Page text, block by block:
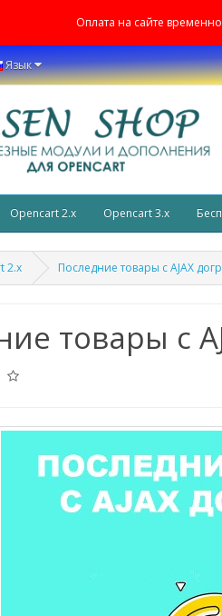
Оплата на сайте
Язык
Opencart 2.x Opencart 3.x
2.x Последние товары с AJAX
товары с